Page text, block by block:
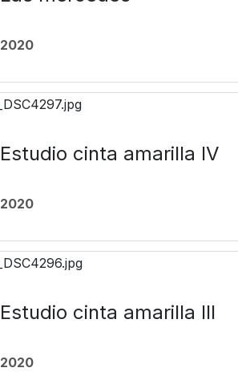
2020
Estudio cinta amarilla IV
2020
Estudio cinta amarilla III
2020